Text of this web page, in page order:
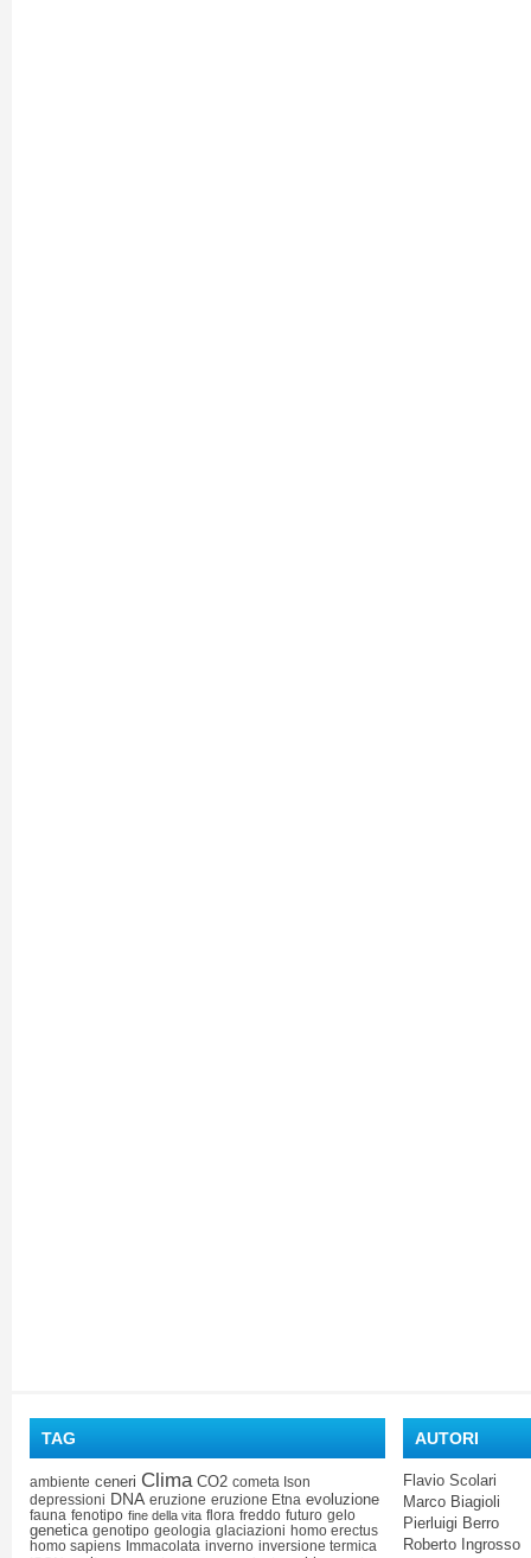
TAG
ambiente ceneri Clima CO2 cometa Ison
depressioni DNA eruzione eruzione Etna evoluzione
fauna fenotipo fine della vita flora freddo futuro gelo
genetica genotipo geologia glaciazioni homo erectus
homo sapiens Immacolata inverno inversione termica
AUTORI
Flavio Scolari
Marco Biagioli
Pierluigi Berro
Roberto Ingrosso